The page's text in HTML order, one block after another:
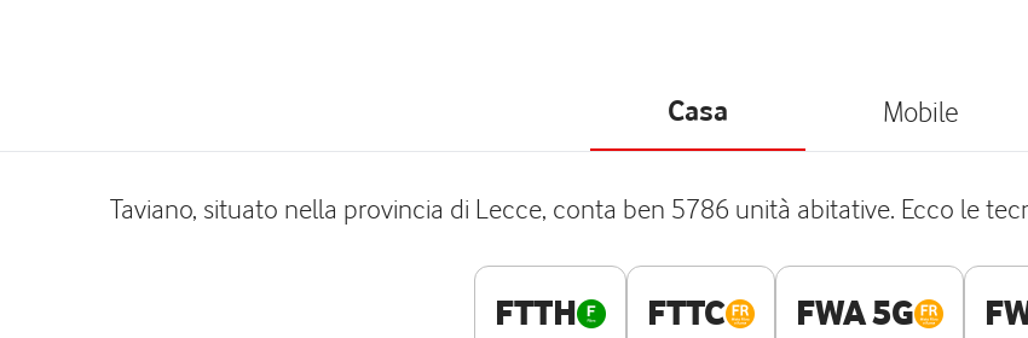
Casa Mobile
Taviano, situato nella provincia di Lecce, conta ben 5786 unità abitative. Ecco le
FTTH FTTC FWA 5G